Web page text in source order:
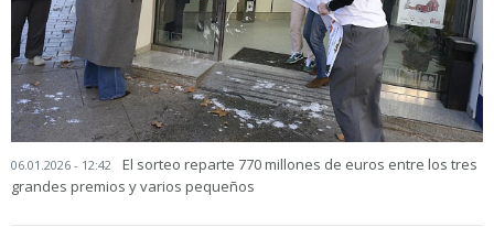
06.01.2026 - 12:42
El sorteo reparte 770 millones de euros entre los tres
grandes premios y varios pequeños